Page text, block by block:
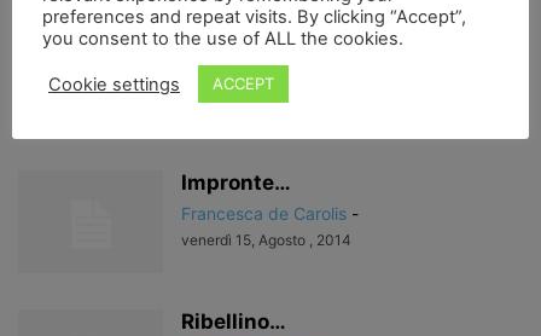
de profundis…
Francesca de Carolis
martedì 19, Agosto , 2014
Impronte…
Francesca de Carolis -
venerdì 15, Agosto , 2014
Ribellino…
preferences and repeat visits. By clicking “Accept”,
you consent to the use of ALL the cookies.
Cookie settings ACCEPT